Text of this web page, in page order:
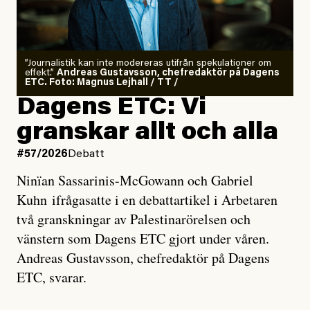
”Journalistik kan inte modereras utifrån spekulationer om
effekt.” Andreas Gustavsson, chefredaktör på Dagens
ETC. Foto: Magnus Lejhall / TT /
Dagens ETC: Vi
granskar allt och alla
#57/2026 Debatt
Ninïan Sassarinis-McGowann och Gabriel
Kuhn ifrågasatte i en debattartikel i Arbetaren
två granskningar av Palestinarörelsen och
vänstern som Dagens ETC gjort under våren.
Andreas Gustavsson, chefredaktör på Dagens
ETC, svarar.